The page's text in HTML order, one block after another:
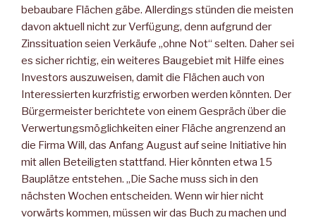
bebaubare Flächen gäbe. Allerdings stünden die meisten
davon aktuell nicht zur Verfügung, denn aufgrund der
Zinssituation seien Verkäufe „ohne Not“ selten. Daher sei
es sicher richtig, ein weiteres Baugebiet mit Hilfe eines
Investors auszuweisen, damit die Flächen auch von
Interessierten kurzfristig erworben werden könnten. Der
Bürgermeister berichtete von einem Gespräch über die
Verwertungsmöglichkeiten einer Fläche angrenzend an
die Firma Will, das Anfang August auf seine Initiative hin
mit allen Beteiligten stattfand. Hier könnten etwa 15
Bauplätze entstehen. „Die Sache muss sich in den
nächsten Wochen entscheiden. Wenn wir hier nicht
vorwärts kommen, müssen wir das Buch zu machen und